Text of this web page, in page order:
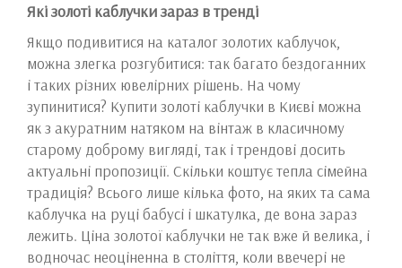
Які золоті каблучки зараз в тренді
Якщо подивитися на каталог золотих каблучок,
можна злегка розгубитися: так багато бездоганних
і таких різних ювелірних рішень. На чому
зупинитися? Купити золоті каблучки в Києві можна
як з акуратним натяком на вінтаж в класичному
старому доброму вигляді, так і трендові досить
актуальні пропозиції. Скільки коштує тепла сімейна
традиція? Всього лише кілька фото, на яких та сама
каблучка на руці бабусі і шкатулка, де вона зараз
лежить. Ціна золотої каблучки не так вже й велика, і
водночас неоціненна в століття, коли ввечері не